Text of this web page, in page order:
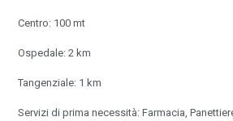
Centro: 100 mt
Ospedale: 2 km
Tangenziale: 1 km
Servizi di prima necessità: Farmacia,